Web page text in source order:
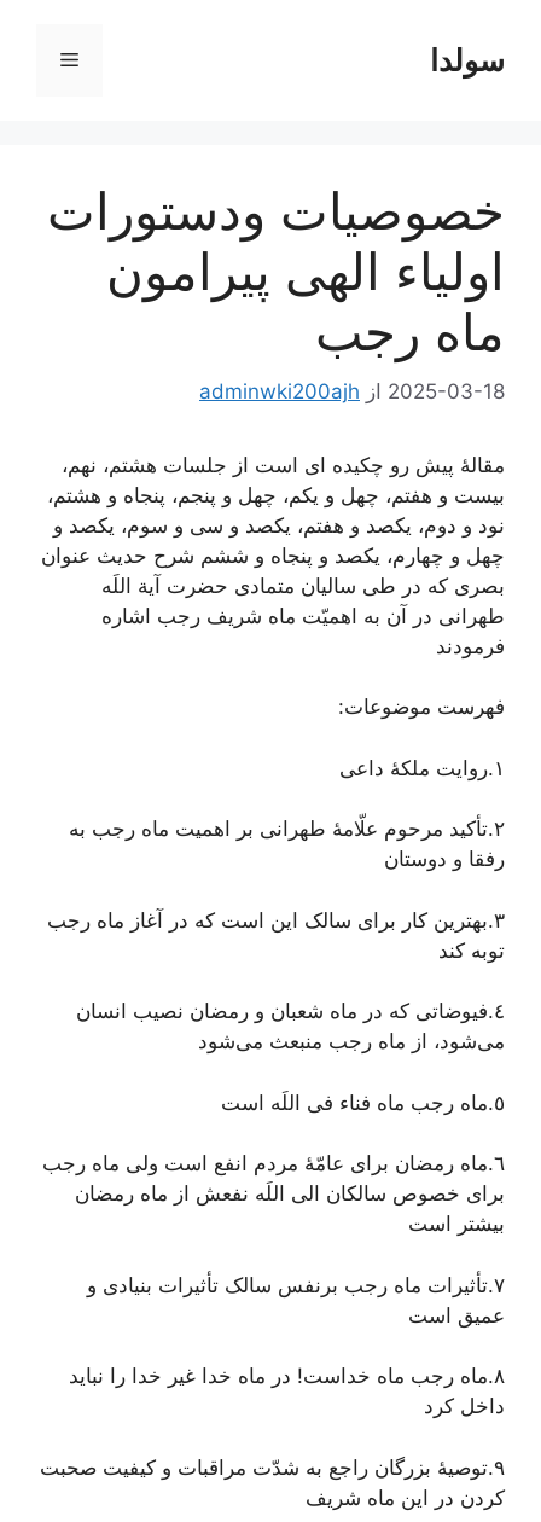
محتواسولدا فهرست
خصوصیات ودستورات
اولیاء الهی پیرامون
ماه رجب
2025-03-18 از adminwki200ajh
مقالۀ پیش رو چکیده ای است از جلسات هشتم، نهم،
بیست و هفتم، چهل و یکم، چهل و پنجم، پنجاه و هشتم،
نود و دوم، یکصد و هفتم، یکصد و سی و سوم، یکصد و
چهل و چهارم، یکصد و پنجاه و ششم شرح حدیث عنوان
بصری که در طی سالیان متمادی حضرت آیة اللَه
طهرانی در آن به اهمیّت ماه شریف رجب اشاره
فرمودند
فهرست موضوعات:
١.روایت ملکۀ داعی
٢.تأکید مرحوم علّامۀ طهرانی بر اهمیت ماه رجب به
رفقا و دوستان
٣.بهترین کار برای سالک این است که در آغاز ماه رجب
توبه کند
٤.فیوضاتى که در ماه شعبان و رمضان نصیب انسان
مى‌شود، از ماه رجب منبعث مى‌شود
٥.ماه رجب ماه فناء فى اللَه است
٦.ماه رمضان براى عامّۀ مردم انفع است ولى ماه رجب
براى خصوص سالکان الى اللَه نفعش از ماه رمضان
بیشتر است
٧.تأثیرات ماه رجب برنفس سالک تأثیرات بنیادی و
عمیق است
٨.ماه رجب ماه خداست! در ماه خدا غیر خدا را نباید
داخل کرد
٩.توصیۀ بزرگان راجع به شدّت مراقبات و کیفیت صحبت
کردن در این ماه شریف